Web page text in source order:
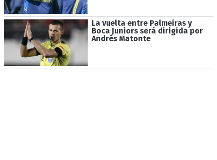
La vuelta entre Palmeiras y
Boca Juniors será dirigida por
Andrés Matonte